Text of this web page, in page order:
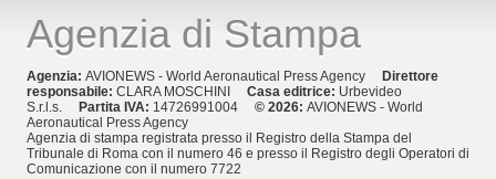
Agenzia di Stampa
Agenzia: AVIONEWS - World Aeronautical Press Agency
Direttore
responsabile: CLARA MOSCHINI Casa editrice: Urbevideo
S.r.l.s.
Partita IVA: 14726991004 © 2026: AVIONEWS - World
Aeronautical Press Agency
Agenzia di stampa registrata presso il Registro della Stampa del
Tribunale di Roma con il numero 46 e presso il Registro degli Operatori di
Comunicazione con il numero 7722